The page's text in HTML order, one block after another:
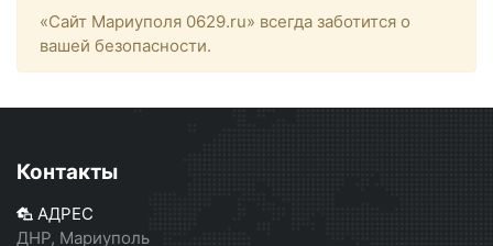
«Сайт Мариуполя 0629.ru» всегда заботится о
вашей безопасности.
Контакты
АДРЕС
ДНР, Мариуполь